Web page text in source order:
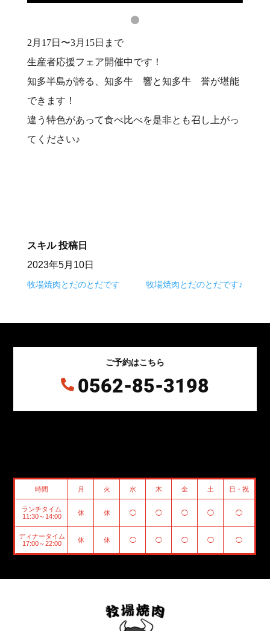
2月17日〜3月15日まで
生産者応援フェア開催中です！
知多半島が誇る、知多牛 響と知多牛 誉が堪能
できます！
違う特色があって食べ比べを是非とも召し上がっ
てください♪
スキル 投稿日
2023年5月10日
牧場焼肉とだのとだです 牧場焼肉とだのとだです♪
ご予約はこちら
 0562-85-3198
時間 月 火 水 木 金 土 日・祝
ランチタイム
11:30～14:00
休 休 ◯ ◯ ◯ ◯ ◯
ディナータイム
17:00～22:00
休 休 ◯ ◯ ◯ ◯ ◯